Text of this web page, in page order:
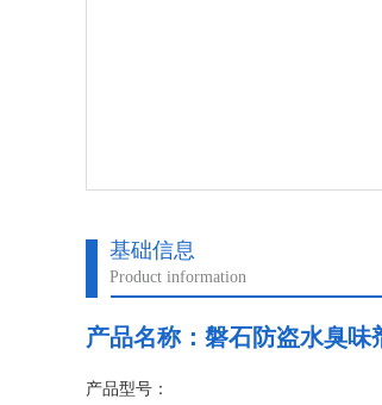
基础信息
Product information
产品名称： 磐石防盗水臭味
产品型号：